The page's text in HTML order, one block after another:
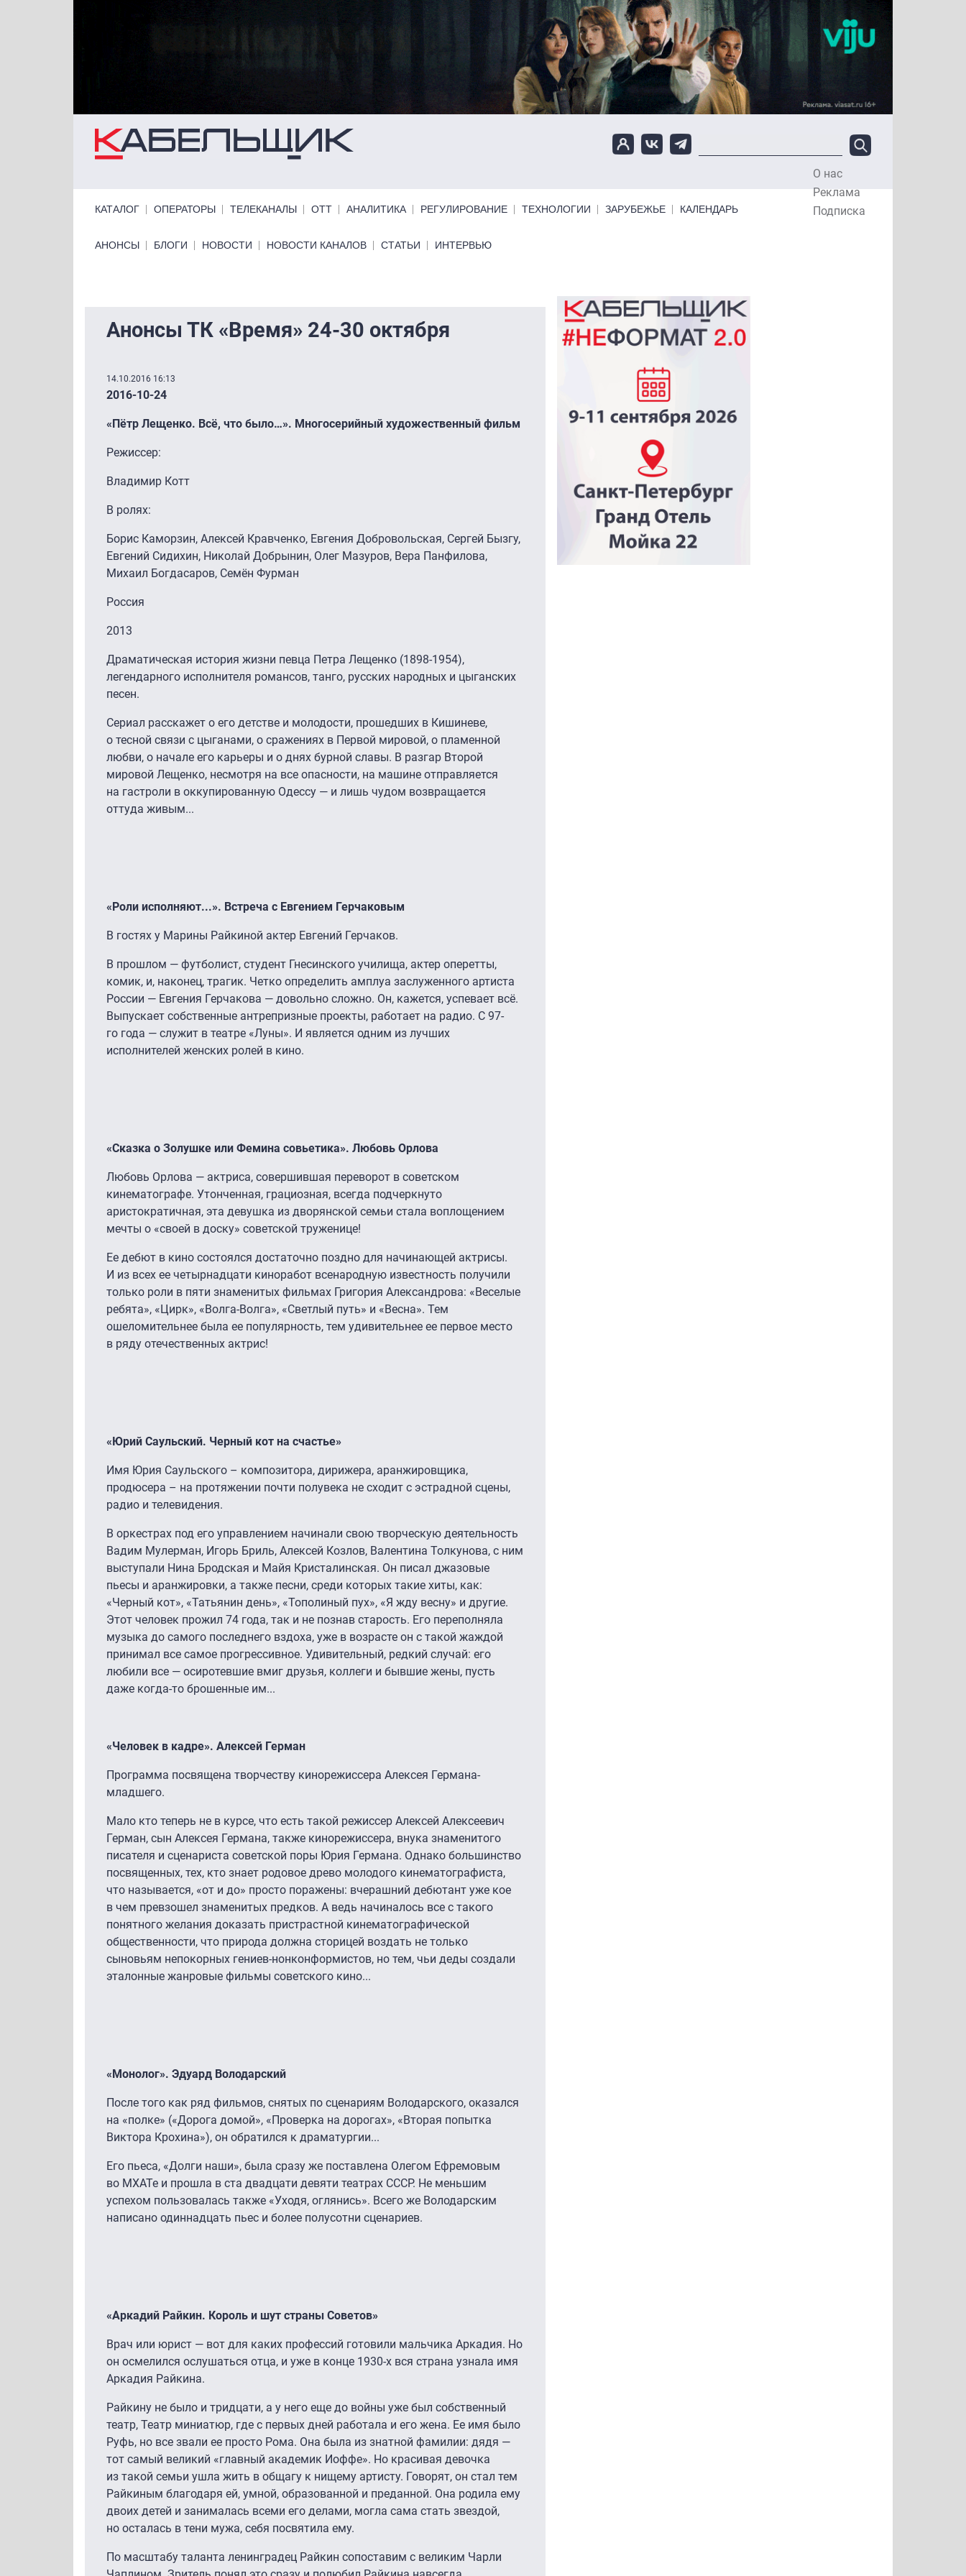
О нас
Реклама
Подписка
КАТАЛОГ ОПЕРАТОРЫ ТЕЛЕКАНАЛЫ ОТТ АНАЛИТИКА РЕГУЛИРОВАНИЕ ТЕХНОЛОГИИ ЗАРУБЕЖЬЕ КАЛЕНДАРЬ
Primary links bottom
АНОНСЫ БЛОГИ НОВОСТИ НОВОСТИ КАНАЛОВ СТАТЬИ ИНТЕРВЬЮ
Анонсы ТК «Время» 24-30 октября
14.10.2016 16:13
2016-10-24
«Пётр Лещенко. Всё, что было…». Многосерийный художественный фильм
Режиссер:
Владимир Котт
В ролях:
Борис Каморзин, Алексей Кравченко, Евгения Добровольская, Сергей Бызгу,
Евгений Сидихин, Николай Добрынин, Олег Мазуров, Вера Панфилова,
Михаил Богдасаров, Семён Фурман
Россия
2013
Драматическая история жизни певца Петра Лещенко (1898-1954),
легендарного исполнителя романсов, танго, русских народных и цыганских
песен.
Сериал расскажет о его детстве и молодости, прошедших в Кишиневе,
о тесной связи с цыганами, о сражениях в Первой мировой, о пламенной
любви, о начале его карьеры и о днях бурной славы. В разгар Второй
мировой Лещенко, несмотря на все опасности, на машине отправляется
на гастроли в оккупированную Одессу — и лишь чудом возвращается
оттуда живым...
«Роли исполняют...». Встреча с Евгением Герчаковым
В гостях у Марины Райкиной актер Евгений Герчаков.
В прошлом — футболист, студент Гнесинского училища, актер оперетты,
комик, и, наконец, трагик. Четко определить амплуа заслуженного артиста
России — Евгения Герчакова — довольно сложно. Он, кажется, успевает всё.
Выпускает собственные антрепризные проекты, работает на радио. С 97-
го года — служит в театре «Луны». И является одним из лучших
исполнителей женских ролей в кино.
«Сказка о Золушке или Фемина совьетика». Любовь Орлова
Любовь Орлова — актриса, совершившая переворот в советском
кинематографе. Утонченная, грациозная, всегда подчеркнуто
аристократичная, эта девушка из дворянской семьи стала воплощением
мечты о «своей в доску» советской труженице!
Ее дебют в кино состоялся достаточно поздно для начинающей актрисы.
И из всех ее четырнадцати киноработ всенародную известность получили
только роли в пяти знаменитых фильмах Григория Александрова: «Веселые
ребята», «Цирк», «Волга-Волга», «Светлый путь» и «Весна». Тем
ошеломительнее была ее популярность, тем удивительнее ее первое место
в ряду отечественных актрис!
«Юрий Саульский. Черный кот на счастье»
Имя Юрия Саульского – композитора, дирижера, аранжировщика,
продюсера – на протяжении почти полувека не сходит с эстрадной сцены,
радио и телевидения.
В оркестрах под его управлением начинали свою творческую деятельность
Вадим Мулерман, Игорь Бриль, Алексей Козлов, Валентина Толкунова, с ним
выступали Нина Бродская и Майя Кристалинская. Он писал джазовые
пьесы и аранжировки, а также песни, среди которых такие хиты, как:
«Черный кот», «Татьянин день», «Тополиный пух», «Я жду весну» и другие.
Этот человек прожил 74 года, так и не познав старость. Его переполняла
музыка до самого последнего вздоха, уже в возрасте он с такой жаждой
принимал все самое прогрессивное. Удивительный, редкий случай: его
любили все — осиротевшие вмиг друзья, коллеги и бывшие жены, пусть
даже когда-то брошенные им...
«Человек в кадре». Алексей Герман
Программа посвящена творчеству кинорежиссера Алексея Германа-
младшего.
Мало кто теперь не в курсе, что есть такой режиссер Алексей Алексеевич
Герман, сын Алексея Германа, также кинорежиссера, внука знаменитого
писателя и сценариста советской поры Юрия Германа. Однако большинство
посвященных, тех, кто знает родовое древо молодого кинематографиста,
что называется, «от и до» просто поражены: вчерашний дебютант уже кое
в чем превзошел знаменитых предков. А ведь начиналось все с такого
понятного желания доказать пристрастной кинематографической
общественности, что природа должна сторицей воздать не только
сыновьям непокорных гениев-нонконформистов, но тем, чьи деды создали
эталонные жанровые фильмы советского кино...
«Монолог». Эдуард Володарский
После того как ряд фильмов, снятых по сценариям Володарского, оказался
на «полке» («Дорога домой», «Проверка на дорогах», «Вторая попытка
Виктора Крохина»), он обратился к драматургии...
Его пьеса, «Долги наши», была сразу же поставлена Олегом Ефремовым
во МХАТе и прошла в ста двадцати девяти театрах СССР. Не меньшим
успехом пользовалась также «Уходя, оглянись». Всего же Володарским
написано одиннадцать пьес и более полусотни сценариев.
«Аркадий Райкин. Король и шут страны Советов»
Врач или юрист — вот для каких профессий готовили мальчика Аркадия. Но
он осмелился ослушаться отца, и уже в конце 1930-х вся страна узнала имя
Аркадия Райкина.
Райкину не было и тридцати, а у него еще до войны уже был собственный
театр, Театр миниатюр, где с первых дней работала и его жена. Ее имя было
Руфь, но все звали ее просто Рома. Она была из знатной фамилии: дядя —
тот самый великий «главный академик Иоффе». Но красивая девочка
из такой семьи ушла жить в общагу к нищему артисту. Говорят, он стал тем
Райкиным благодаря ей, умной, образованной и преданной. Она родила ему
двоих детей и занималась всеми его делами, могла сама стать звездой,
но осталась в тени мужа, себя посвятила ему.
По масштабу таланта ленинградец Райкин сопоставим с великим Чарли